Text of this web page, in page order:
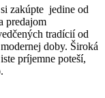
zakúpte jedine od
predajom
tradícií od
doby. Široká
príjemne poteší,